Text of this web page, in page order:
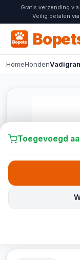
Gratis verzending
Veilig betalen via
HomeHonden
Toegevoegd